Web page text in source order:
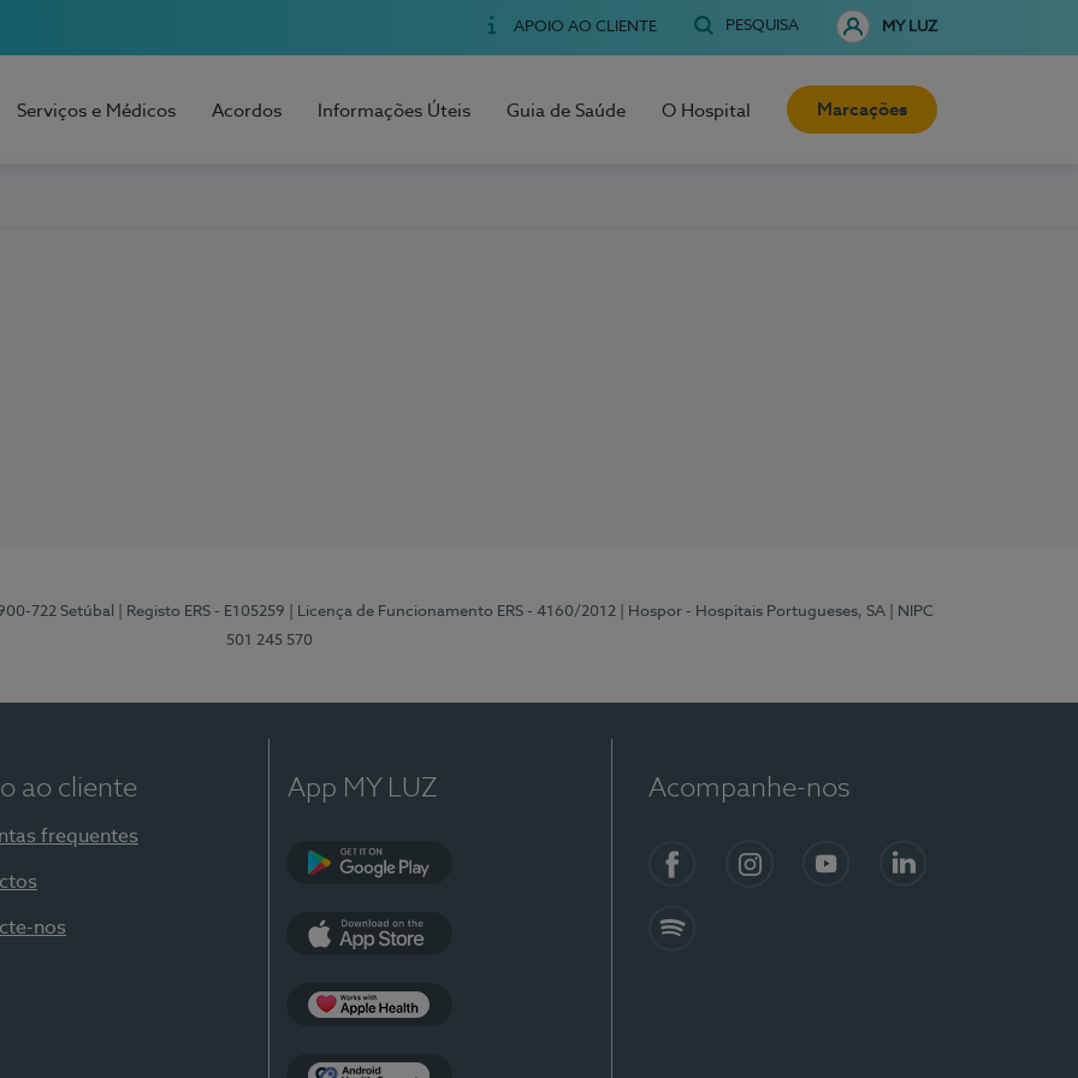
APOIO AO CLIENTE PESQUISA MY LUZ
Serviços e Médicos Acordos Informações Úteis Guia de Saúde O Hospital Marcações
722 Setúbal | Registo ERS - E105259 | Licença de Funcionamento ERS - 4160/2012 | Hospor - Hospitais Portugueses, SA
| NIPC
501 245 570
ao cliente
frequentes
nos
App MY LUZ Acompanhe-nos